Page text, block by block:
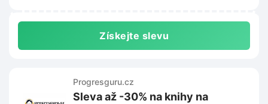
Získejte slevu
Progresguru.cz
Sleva až -30% na knihy na